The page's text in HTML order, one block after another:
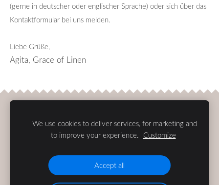
(gerne in deutscher oder englischer Sprache) oder sich über das
Kontaktformular bei uns melden.
Liebe Grüße,
Agita, Grace of Linen
We use cookies to deliver services, for marketing and
to improve your experience. Customize
Accept all